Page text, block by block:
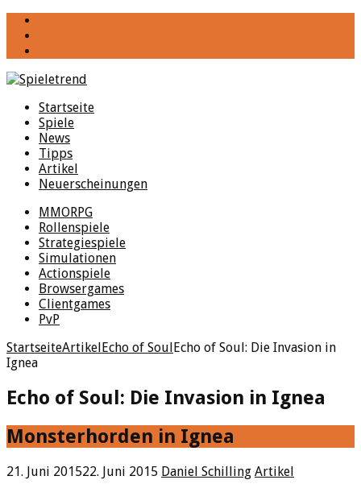
Startseite
Spiele
News
Tipps
Artikel
Neuerscheinungen
MMORPG
Rollenspiele
Strategiespiele
Simulationen
Actionspiele
Browsergames
Clientgames
PvP
StartseiteArtikelEcho of SoulEcho of Soul: Die Invasion in
Ignea
Echo of Soul: Die Invasion in Ignea
Monsterhorden in Ignea
21. Juni 201522. Juni 2015 Daniel Schilling Artikel